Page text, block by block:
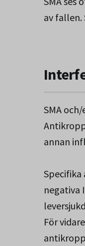
av fallen.
SMA
annan
negativa
För